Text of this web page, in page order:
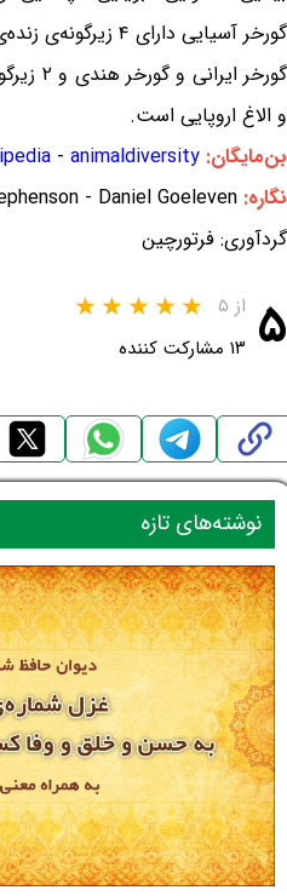
گورخر آسیایی دارای
گورخر
و الاغ اروپایی است.
بن‌مایگان:
- animaldiversity
نگاره: - Daniel Goeleven
گردآوری: فرتورچین
۵ از ۵
۱۳ مشارکت کننده
نوشته‌های تازه